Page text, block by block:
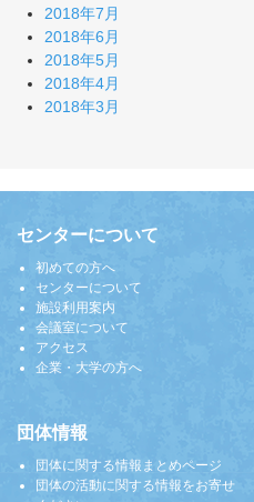
2018年7月
2018年6月
2018年5月
2018年4月
2018年3月
センターについて
初めての方へ
センターについて
施設利用案内
会議室について
アクセス
企業・大学の方へ
団体情報
団体に関する情報まとめページ
団体の活動に関する情報をお寄せ